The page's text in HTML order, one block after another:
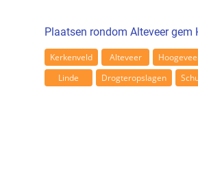
Plaatsen rondom Alteveer gem
Kerkenveld Alteveer
Linde
Drogteropslagen